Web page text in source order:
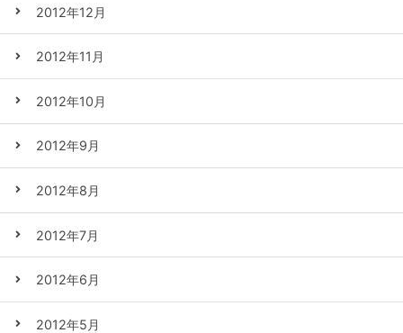
2012年12月
2012年11月
2012年10月
2012年9月
2012年8月
2012年7月
2012年6月
2012年5月